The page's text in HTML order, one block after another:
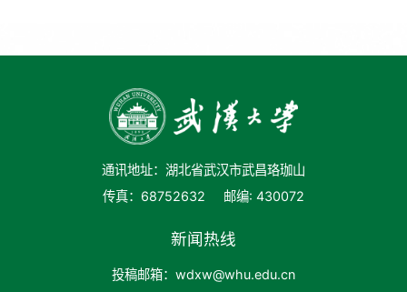
通讯地址：湖北省武汉市武昌珞珈山
传真：68752632
邮编: 430072
新闻热线
投稿邮箱：wdxw@whu.edu.cn